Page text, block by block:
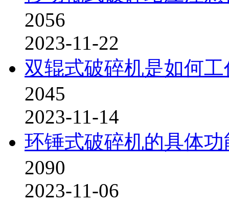
2056
2023-11-22
双辊式破碎机是如何工
2045
2023-11-14
环锤式破碎机的具体
2090
2023-11-06